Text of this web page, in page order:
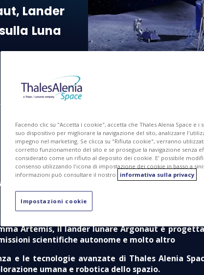
Lander
Luna
IMG PDF
Luna e atterrerà sulla sua superficie,
il ruolo pionieristico volto a consentire
Artemis, il lander lunare Argonaut è
scientifiche autonome e molto altro
e le tecnologie avanzate di Thales Alenia
umana e robotica dello spazio.
Facendo clic su "Accetta i cookie", accetta che Thales Alenia Space e
suo dispositivo per migliorare la navigazione del sito, analizzare
impegno nel marketing. Se clicca su "Rifiuta cookie", verranno
corretto funzionamento del sito e se prosegue la navigazione senza
considerato come un rifiuto al deposito dei cookie. E' possibile
consenso utilizzando l'icona di impostazione dei cookie in basso a
informazioni può consultare il nostro
informativa sulla privacy
Impostazioni cookie